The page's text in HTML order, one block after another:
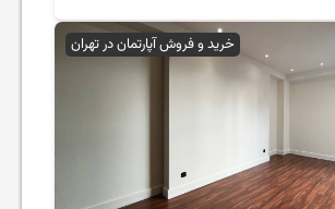
خرید و فروش آپارتمان در تهران